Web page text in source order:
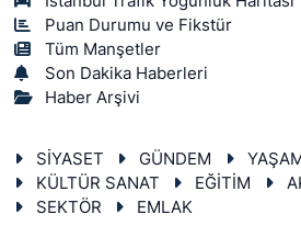
Puan Durumu ve Fikstür
Tüm Manşetler
Son Dakika Haberleri
Haber Arşivi
SİYASET GÜNDEM
KÜLTÜR SANAT
EĞİTİM
SEKTÖR
EMLAK